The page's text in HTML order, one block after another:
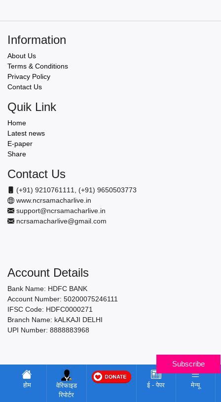
Information
About Us
Terms & Conditions
Privacy Policy
Contact Us
Quik Link
Home
Latest news
E-paper
Share
Contact Us
(+91) 9210761111, (+91) 9650503773
www.ncrsamacharlive.in
support@ncrsamacharlive.in
ncrsamacharlive@gmail.com
Account Details
Bank Name: HDFC BANK
Account Number: 50200075246111
IFSC Code: HDFC0000271
Branch Name: kALKAJI DELHI
UPI Number: 8888883968
Subscribe
होम
वेरिफाइड
रिपोर्टर
ई - पेपर मेन्यू